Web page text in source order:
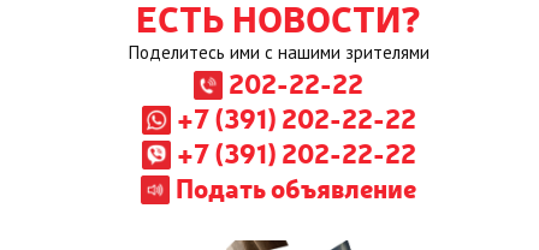
ЕСТЬ НОВОСТИ?
Поделитесь ими с нашими зрителями
202-22-22
+7 (391) 202-22-22
+7 (391) 202-22-22
Подать объявление